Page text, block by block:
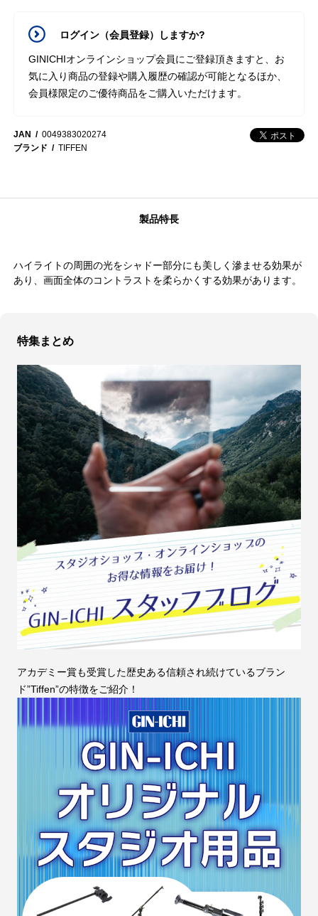
ログイン（会員登録）しますか?
GINICHIオンラインショップ会員にご登録頂きますと、お
気に入り商品の登録や購入履歴の確認が可能となるほか、
会員様限定のご優待商品をご購入いただけます。
JAN
0049383020274
ブランド
TIFFEN
製品特長
ハイライトの周囲の光をシャドー部分にも美しく滲ませる効果が
あり、画面全体のコントラストを柔らかくする効果があります。
特集まとめ
アカデミー賞も受賞した歴史ある信頼され続けているブラン
ド”Tiffen”の特徴をご紹介！